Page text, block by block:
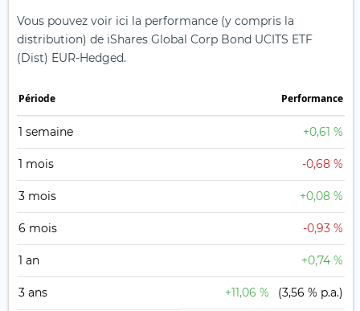
Vous pouvez voir ici la performance (y compris la
distribution) de iShares Global Corp Bond UCITS ETF
(Dist) EUR-Hedged.
Période Performance
1 semaine +0,61 %
1 mois -0,68 %
3 mois +0,08 %
6 mois -0,93 %
1 an +0,74 %
3 ans +11,06 % (3,56 % p.a.)